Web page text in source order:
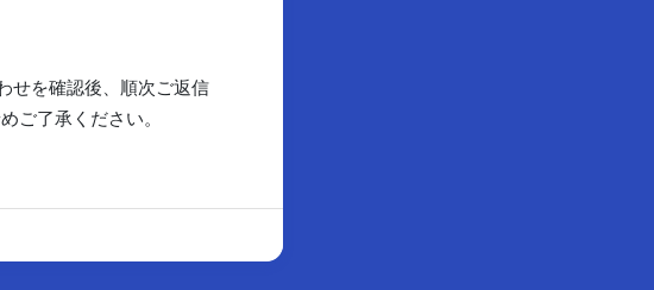
せを確認後、順次ご返信
ご了承ください。